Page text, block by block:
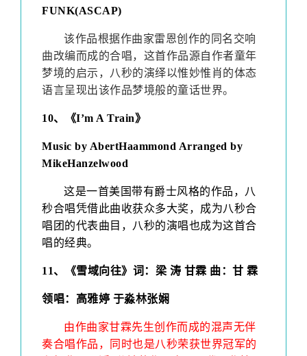
FUNK(ASCAP)
该作品根据作曲家雷恩创作的同名交响
曲改编而成的合唱，这首作品源自作者童年
梦境的启示，八秒的演绎以惟妙惟肖的体态
语言呈现出该作品梦境般的童话世界。
10、 《I’m A Train》
Music by AbertHaammond Arranged by
MikeHanzelwood
这是一首美国带有爵士风格的作品，八
秒合唱凭借此曲收获众多大奖，成为八秒合
唱团的代表曲目，八秒的演唱也成为这首合
唱的经典。
11、《雪域向往》 词：梁 涛 甘霖 曲：甘 霖
领唱：高雅婷 于淼林张娴
由作曲家甘霖先生创作而成的混声无伴
奏合唱作品，同时也是八秒荣获世界冠军的